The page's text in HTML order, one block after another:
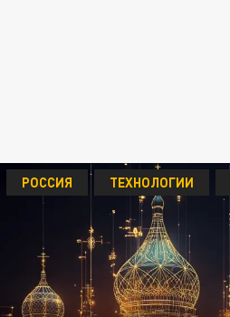
РОССИЯ ТЕХНОЛОГИИ